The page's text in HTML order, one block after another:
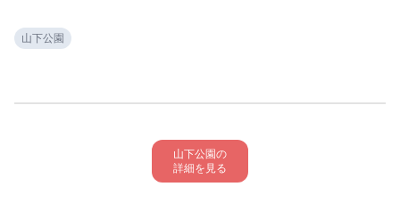
山下公園
山下公園の
詳細を見る